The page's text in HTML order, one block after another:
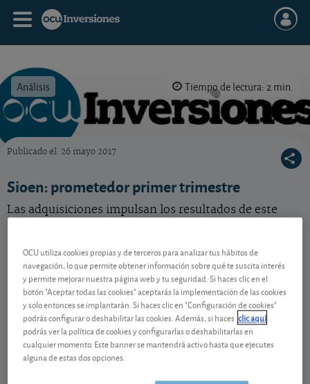
Análisis Tiempo de lectura: 2 min.
Publicado el 26 mayo 2017
Sioen: prometedor primer trimestre
Las adquisiciones impulsan los resultados de este
fabricante de material textil técnico.
Contenido reservado a SOCIOS
Gestiona tu dinero con visión
experta
y consigue que cada euro trabaje
OCU utiliza cookies propias y de terceros para analizar tus hábitos de
navegación, lo que permite obtener información sobre qué te suscita interés
y permite mejorar nuestra página web y tu seguridad. Si haces clic en el
botón "Aceptar todas las cookies" aceptarás la implementación de las cookies
y solo entonces se implantarán. Si haces clic en "Configuración de cookies"
podrás configurar o deshabilitar las cookies. Además, si haces clic aquí
podrás ver la política de cookies y configurarlas o deshabilitarlas en
cualquier momento. Este banner se mantendrá activo hasta que ejecutes
alguna de estas dos opciones.